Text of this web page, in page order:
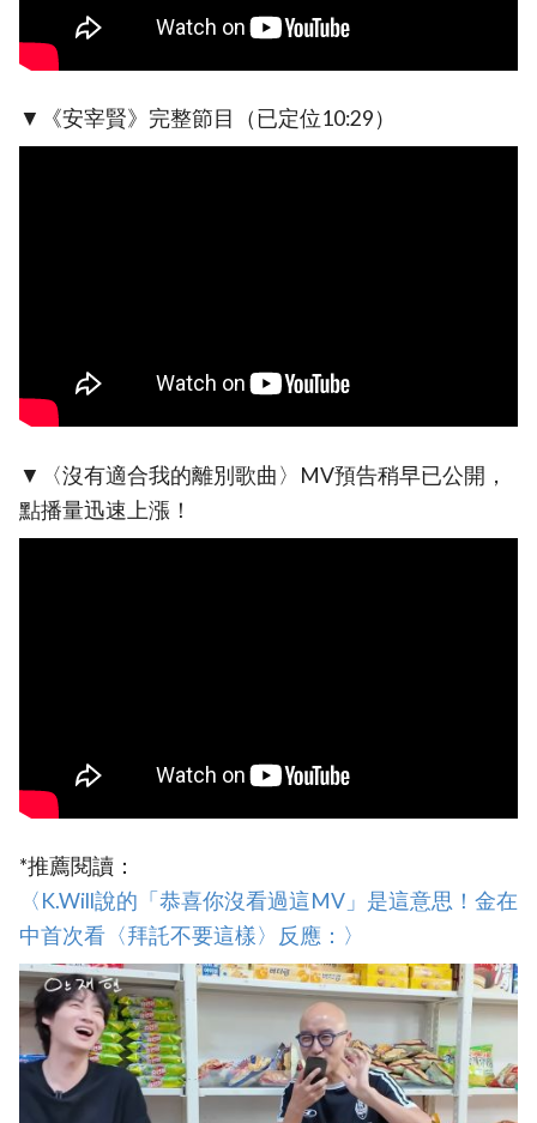
▼《安宰賢》完整節目（已定位10:29）
▼〈沒有適合我的離別歌曲〉MV預告稍早已公開，
點播量迅速上漲！
*推薦閱讀：
〈K.Will說的「恭喜你沒看過這MV」是這意思！金在
中首次看〈拜託不要這樣〉反應：〉